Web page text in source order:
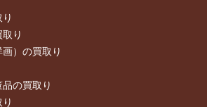
り
）の買取り
の買取り